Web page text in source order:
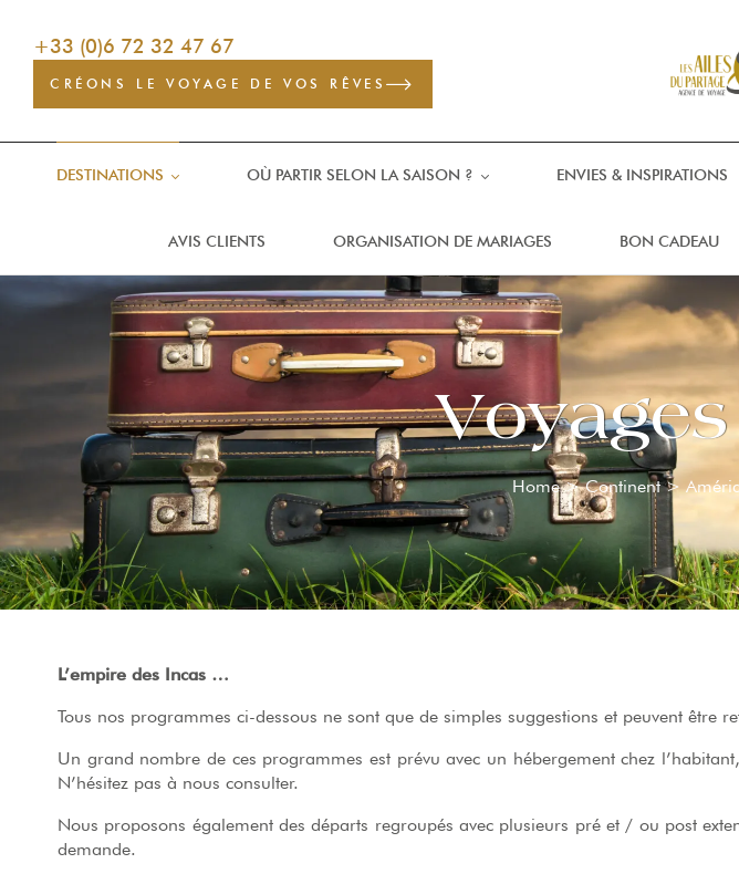
+33 (0)6 72 32 47 67
CRÉONS LE VOYAGE DE VOS RÊVES
DESTINATIONS OÙ PARTIR SELON LA SAISON ? ENVIES & INSPIRATIONS
AVIS CLIENTS ORGANISATION DE MARIAGES BON CADEAU
Home>Continent>
L’empire des Incas …
Tous nos programmes ci-dessous ne sont que de simples suggestions et peuvent être
Un grand nombre de ces programmes est prévu avec un hébergement chez
N’hésitez pas à nous consulter.
Nous proposons également des départs regroupés avec plusieurs pré et / ou post
demande.